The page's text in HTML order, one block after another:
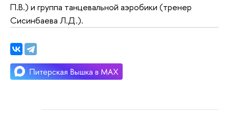
П.В.) и группа танцевальной аэробики (тренер
Сисинбаева Л.Д.).